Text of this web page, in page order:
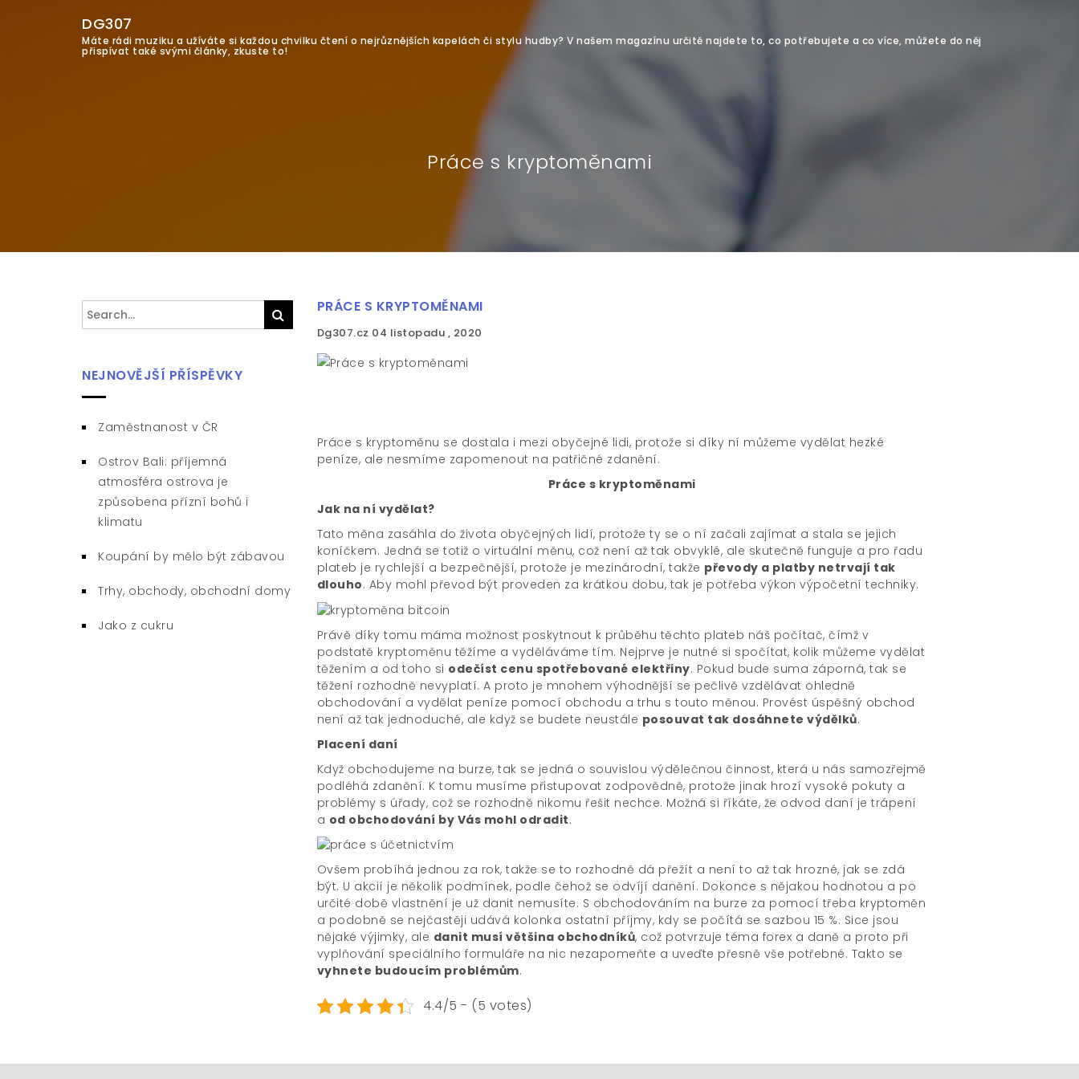
DG307
Máte rádi muziku a užíváte si každou chvilku čtení o nejrůznějších kapelách či stylu hudby? V našem magazínu určitě najdete to, co potřebujete a co více, můžete do něj
přispívat také svými články, zkuste to!
Práce s kryptoměnami
PRÁCE S KRYPTOMĚNAMI
Dg307.cz 04 listopadu , 2020
Práce s kryptoměnu se dostala i mezi obyčejné lidi, protože si díky ní můžeme vydělat hezké
peníze, ale nesmíme zapomenout na patřičné zdanění.
Práce s kryptoměnami
Jak na ní vydělat?
Tato měna zasáhla do života obyčejných lidí, protože ty se o ní začali zajímat a stala se jejich
koníčkem. Jedná se totiž o virtuální měnu, což není až tak obvyklé, ale skutečně funguje a pro řadu
plateb je rychlejší a bezpečnější, protože je mezinárodní, takže převody a platby netrvají tak
dlouho. Aby mohl převod být proveden za krátkou dobu, tak je potřeba výkon výpočetní techniky.
Právě díky tomu máma možnost poskytnout k průběhu těchto plateb náš počítač, čímž v
podstatě kryptoměnu těžíme a vyděláváme tím. Nejprve je nutné si spočítat, kolik můžeme vydělat
těžením a od toho si odečíst cenu spotřebované elektřiny. Pokud bude suma záporná, tak se
těžení rozhodně nevyplatí. A proto je mnohem výhodnější se pečlivě vzdělávat ohledně
obchodování a vydělat peníze pomocí obchodu a trhu s touto měnou. Provést úspěšný obchod
není až tak jednoduché, ale když se budete neustále posouvat tak dosáhnete výdělků.
Placení daní
Když obchodujeme na burze, tak se jedná o souvislou výdělečnou činnost, která u nás samozřejmě
podléhá zdanění. K tomu musíme přistupovat zodpovědně, protože jinak hrozí vysoké pokuty a
problémy s úřady, což se rozhodně nikomu řešit nechce. Možná si říkáte, že odvod daní je trápení
a od obchodování by Vás mohl odradit.
Ovšem probíhá jednou za rok, takže se to rozhodně dá přežít a není to až tak hrozné, jak se zdá
být. U akcií je několik podmínek, podle čehož se odvíjí danění. Dokonce s nějakou hodnotou a po
určité době vlastnění je už danit nemusíte. S obchodováním na burze za pomocí třeba kryptoměn
a podobně se nejčastěji udává kolonka ostatní příjmy, kdy se počítá se sazbou 15 %. Sice jsou
nějaké výjimky, ale danit musí většina obchodníků, což potvrzuje téma forex a daně a proto při
vyplňování speciálního formuláře na nic nezapomeňte a uveďte přesně vše potřebné. Takto se
vyhnete budoucím problémům.
4.4/5 - (5 votes)
Search
for:
Search
NEJNOVĚJŠÍ PŘÍSPĚVKY
Zaměstnanost v ČR
Ostrov Bali: příjemná
atmosféra ostrova je
způsobena přízní bohů i
klimatu
Koupání by mělo být zábavou
Trhy, obchody, obchodní domy
Jako z cukru